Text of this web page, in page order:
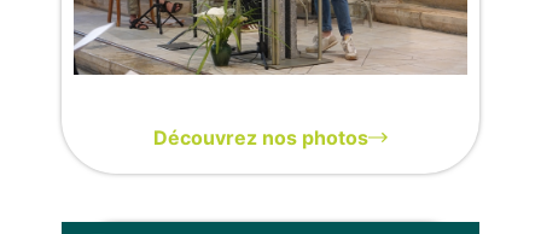
Découvrez nos photos